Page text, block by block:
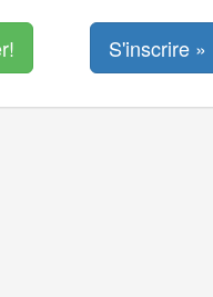
S'inscrire »